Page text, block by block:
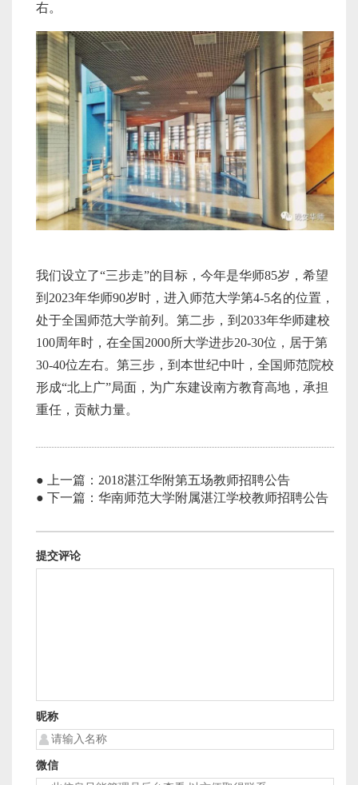
右。
我们设立了“三步走”的目标，今年是华师85岁，希望
到2023年华师90岁时，进入师范大学第4-5名的位置，
处于全国师范大学前列。第二步，到2033年华师建校
100周年时，在全国2000所大学进步20-30位，居于第
30-40位左右。第三步，到本世纪中叶，全国师范院校
形成“北上广”局面，为广东建设南方教育高地，承担
重任，贡献力量。
● 上一篇：2018湛江华附第五场教师招聘公告
● 下一篇：华南师范大学附属湛江学校教师招聘公告
提交评论
昵称
微信